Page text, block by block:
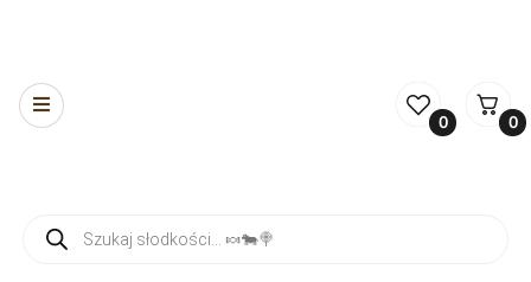
0 0